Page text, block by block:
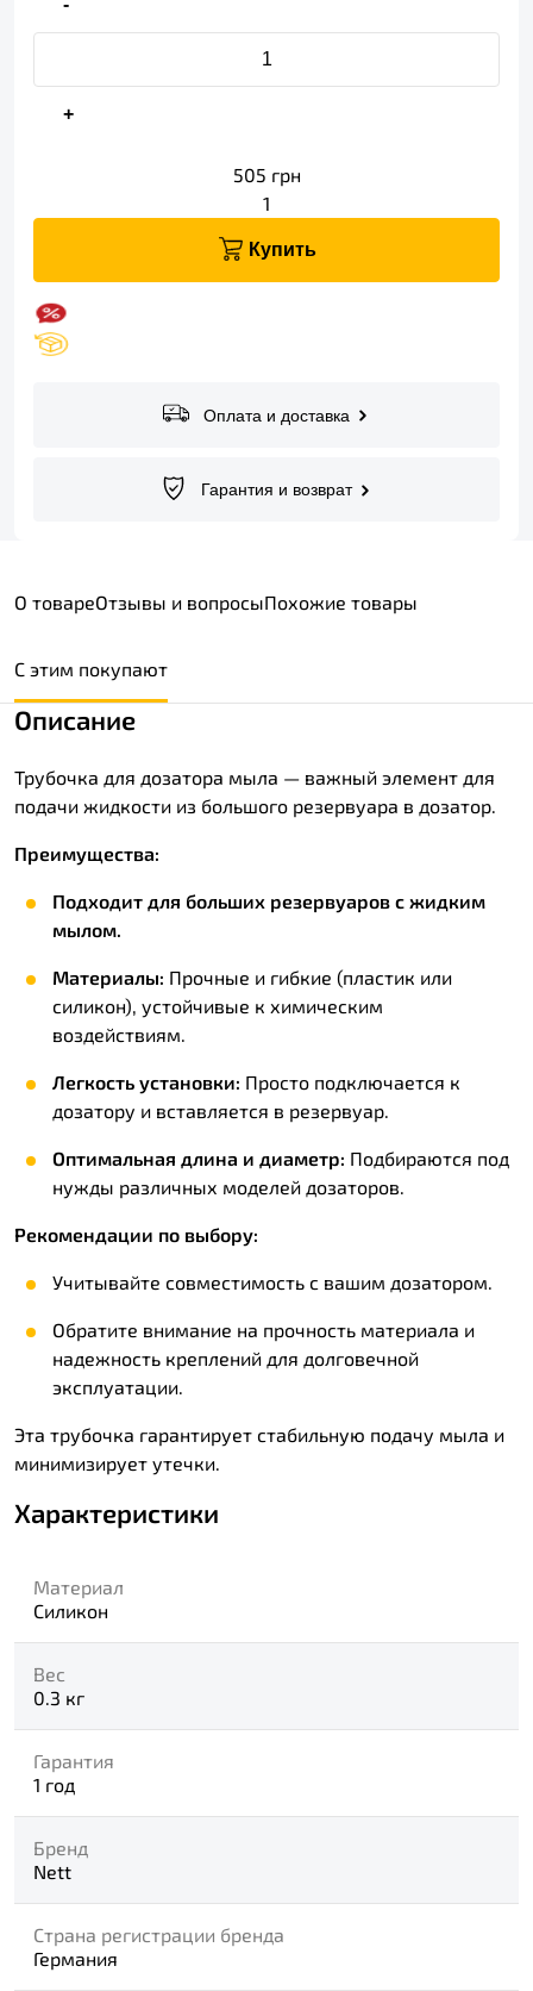
-
+
505 грн
1
Купить
Оплата и доставка
Гарантия и возврат
О товареОтзывы и вопросыПохожие товары
С этим покупают
Описание
Трубочка для дозатора мыла — важный элемент для
подачи жидкости из большого резервуара в дозатор.
Преимущества:
Подходит для больших резервуаров с жидким
мылом.
Материалы: Прочные и гибкие (пластик или
силикон), устойчивые к химическим
воздействиям.
Легкость установки: Просто подключается к
дозатору и вставляется в резервуар.
Оптимальная длина и диаметр: Подбираются под
нужды различных моделей дозаторов.
Рекомендации по выбору:
Учитывайте совместимость с вашим дозатором.
Обратите внимание на прочность материала и
надежность креплений для долговечной
эксплуатации.
Эта трубочка гарантирует стабильную подачу мыла и
минимизирует утечки.
Характеристики
Материал
Силикон
Вес
0.3 кг
Гарантия
1 год
Бренд
Nett
Страна регистрации бренда
Германия